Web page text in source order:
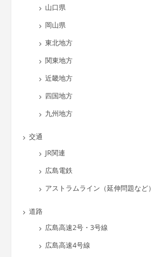
山口県
岡山県
東北地方
関東地方
近畿地方
四国地方
九州地方
交通
JR関連
広島電鉄
アストラムライン（延伸問題など）
道路
広島高速2号・3号線
広島高速4号線